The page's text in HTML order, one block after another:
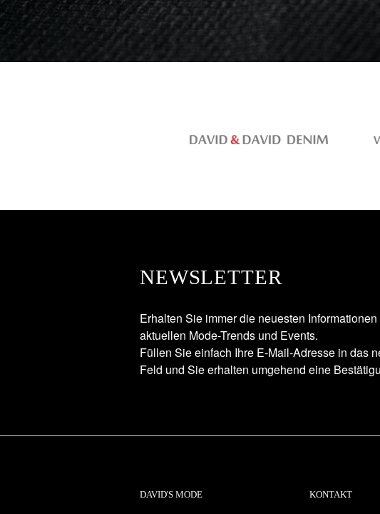
NEWSLETTER
Erhalten Sie immer die neuesten
aktuellen Mode-Trends und Events.
Füllen Sie einfach Ihre E-Mail-Adresse in das
Feld und Sie erhalten umgehend eine
DAVID'S MODE KONTAKT